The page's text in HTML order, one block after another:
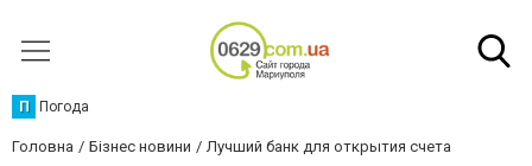
П Погода
Головна Бізнес новини Лучший банк для открытия счета